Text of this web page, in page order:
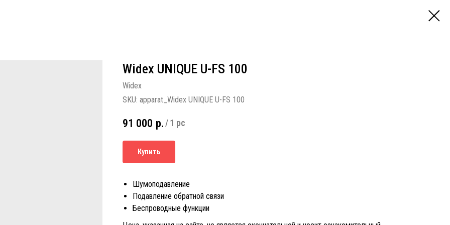
Widex UNIQUE U-FS 100
Widex
SKU: apparat_Widex UNIQUE U-FS 100
91 000 р. / 1 pc
Купить
Шумоподавление
Подавление обратной связи
Беспроводные функции